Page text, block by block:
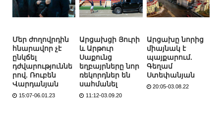
Մեր ժողովրդին
հնարավոր չէ
ընկճել
դժվարություննե
րով. Ռուբեն
Վարդանյան
15:07-06.01.23
Արցախցի Յուրի
և Արթուր
Սաքունց
եղբայրները նոր
ռեկորդներ են
սահմանել
11:12-03.09.20
Արցախը նորից
միայնակ է
պայքարում.
Գեղամ
Ստեփանյան
20:05-03.08.22